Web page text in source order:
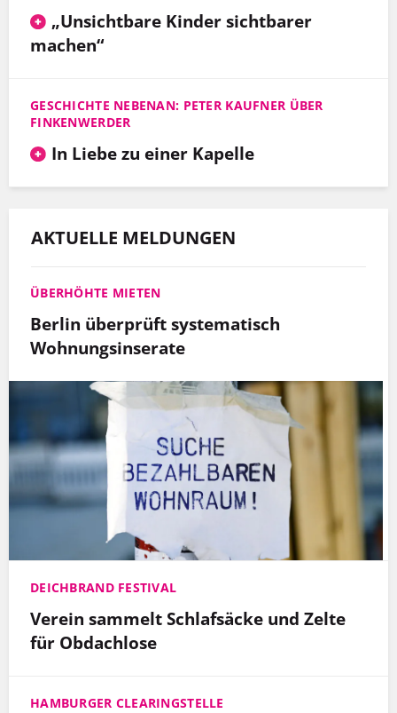
„Unsichtbare Kinder sichtbarer
machen“
GESCHICHTE NEBENAN: PETER KAUFNER ÜBER
FINKENWERDER
In Liebe zu einer Kapelle
AKTUELLE MELDUNGEN
ÜBERHÖHTE MIETEN
Berlin überprüft systematisch
Wohnungsinserate
DEICHBRAND FESTIVAL
Verein sammelt Schlafsäcke und Zelte
für Obdachlose
HAMBURGER CLEARINGSTELLE